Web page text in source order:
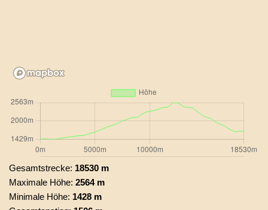
Gesamtstrecke: 18530 m
Maximale Höhe: 2564 m
Minimale Höhe: 1428 m